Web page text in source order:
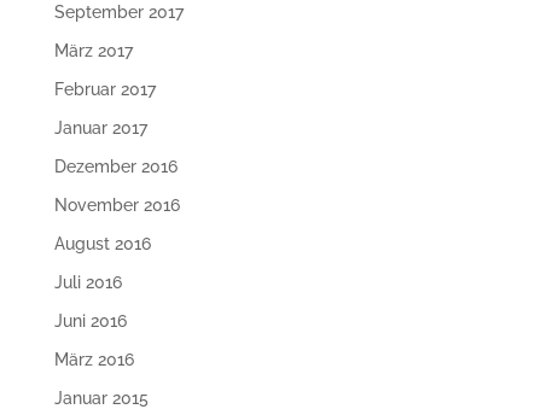
September 2017
März 2017
Februar 2017
Januar 2017
Dezember 2016
November 2016
August 2016
Juli 2016
Juni 2016
März 2016
Januar 2015